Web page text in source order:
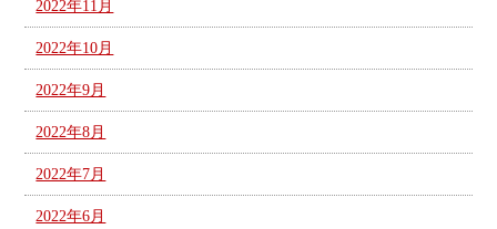
2022年11月
2022年10月
2022年9月
2022年8月
2022年7月
2022年6月